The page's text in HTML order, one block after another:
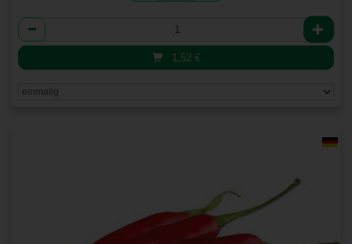
Anzahl
1,52 €